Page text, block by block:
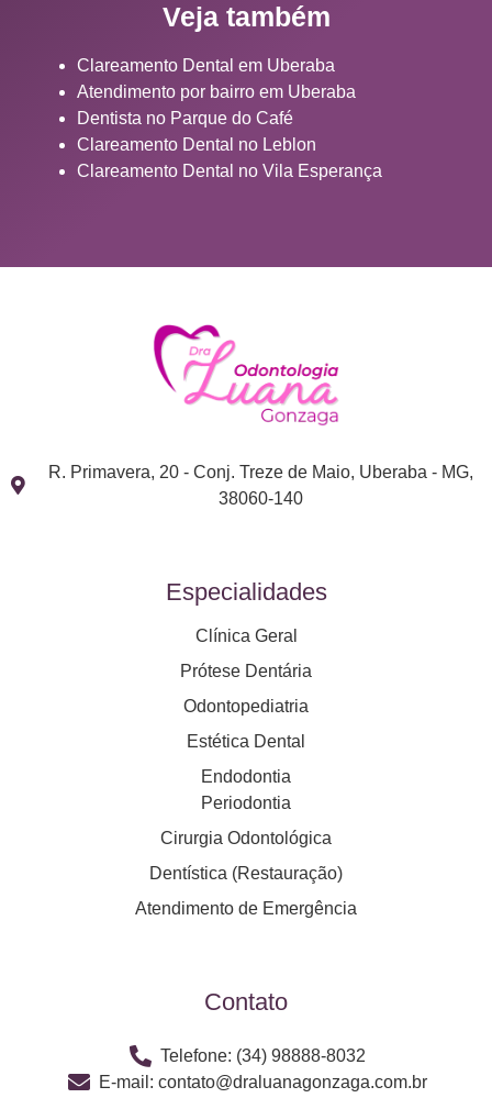
Veja também
Clareamento Dental em Uberaba
Atendimento por bairro em Uberaba
Dentista no Parque do Café
Clareamento Dental no Leblon
Clareamento Dental no Vila Esperança
R. Primavera, 20 - Conj. Treze de Maio, Uberaba - MG,
38060-140
Especialidades
Clínica Geral
Prótese Dentária
Odontopediatria
Estética Dental
Endodontia
Periodontia
Cirurgia Odontológica
Dentística (Restauração)
Atendimento de Emergência
Contato
Telefone: (34) 98888-8032
E-mail: contato@draluanagonzaga.com.br